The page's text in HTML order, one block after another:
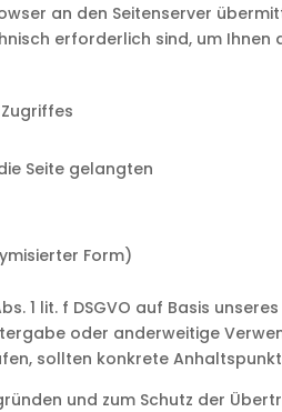
an den Seitenserver
erforderlich sind, um Ihnen
Seite gelangten
Form)
1 lit. f DSGVO auf Basis
oder anderweitige
sollten konkrete
und zum Schutz der